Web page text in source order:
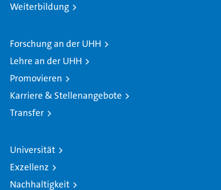
Weiterbildung
Forschung an der UHH
Lehre an der UHH
Promovieren
Karriere & Stellenangebote
Transfer
Universität
Exzellenz
Nachhaltigkeit